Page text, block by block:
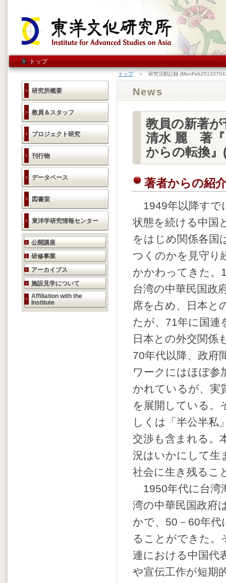
トップ
研究所概要
教員＆スタッフ
プロジェクト研究
刊行物
データベース
図書室
東洋学研究情報センター
研究活動のご案内
公開講座
研修事業
アーカイブス
施設見学について
Affiliation with the
Institute
トップ＞ 研究活動記録
News
教員の新著
清水 麗 著『
からの転換
著者からの紹
1949年以降すで
状態を続ける中国
をはじめ関係各国
つくのかを見守り
かかわってきた。
台湾の中華民国政
席を占め、日本と
たが、71年に国連
日本との外交関係
70年代以降、政府
ワークにはほぼ参
かれているが、実
を展開している。
しくは「半公半私
交渉も含まれる。
況はいかにして生
社会に生き残るこ
1950年代に台湾
湾の中華民国政府
かで、50－60年代
ることができた。
連における中国代
や宣伝工作が短期